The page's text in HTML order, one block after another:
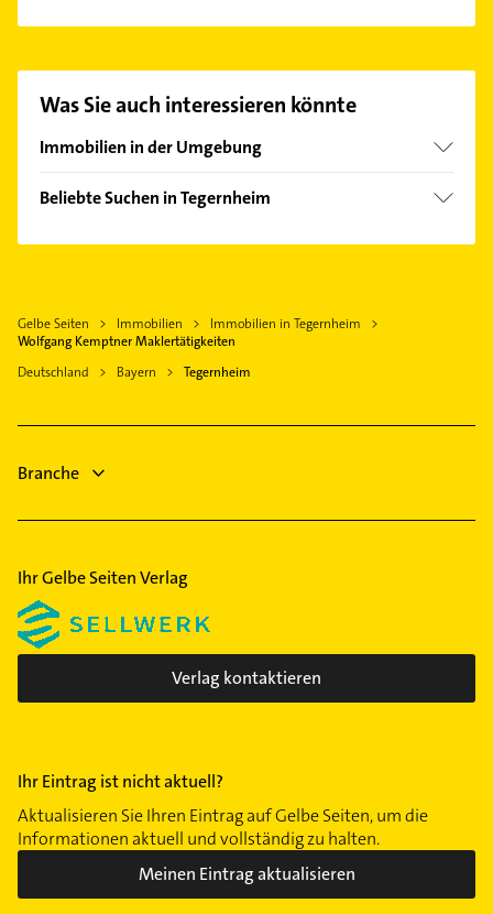
Hier finden Sie alleKontaktdaten
Was Sie auch interessieren könnte
Immobilien in der Umgebung
Donaustauf
Neutraubling
Lappersdorf
Zeitlarn
Mintraching
Regenstauf
Beliebte Suchen in Tegernheim
Schreiner
Maler
Lüftungsanlagen
Heizungsbauer
Gelbe Seiten Immobilien
Immobilien in Tegernheim
Wolfgang Kemptner Maklertätigkeiten
Deutschland
Bayern Tegernheim
Branche
Ihr Gelbe Seiten Verlag
Verlag kontaktieren
Ihr Eintrag ist nicht aktuell?
Aktualisieren Sie Ihren Eintrag auf Gelbe Seiten, um die
Informationen aktuell und vollständig zu halten.
Meinen Eintrag aktualisieren